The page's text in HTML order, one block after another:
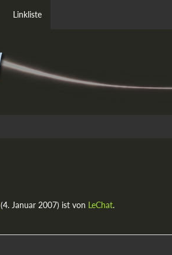
Linkliste
(4. Januar 2007) ist von LeChat.